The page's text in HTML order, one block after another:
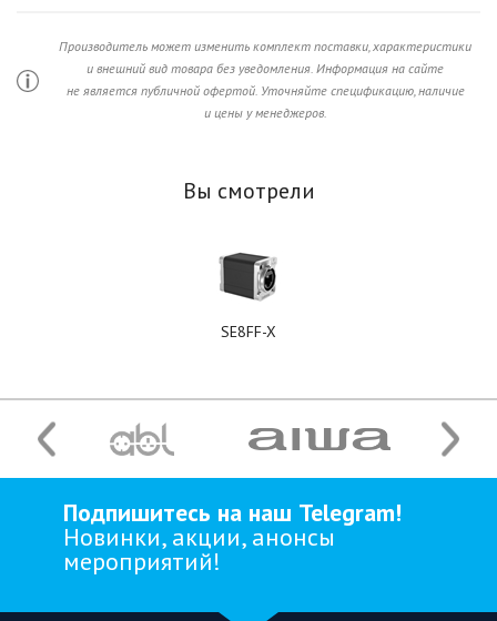
Производитель может изменить комплект поставки, характеристики
и внешний вид товара без уведомления. Информация на сайте
не является публичной офертой. Уточняйте спецификацию, наличие
и цены у менеджеров.
Вы смотрели
SE8FF-X
Подпишитесь на наш Telegram!
Новинки, акции, анонсы
мероприятий!